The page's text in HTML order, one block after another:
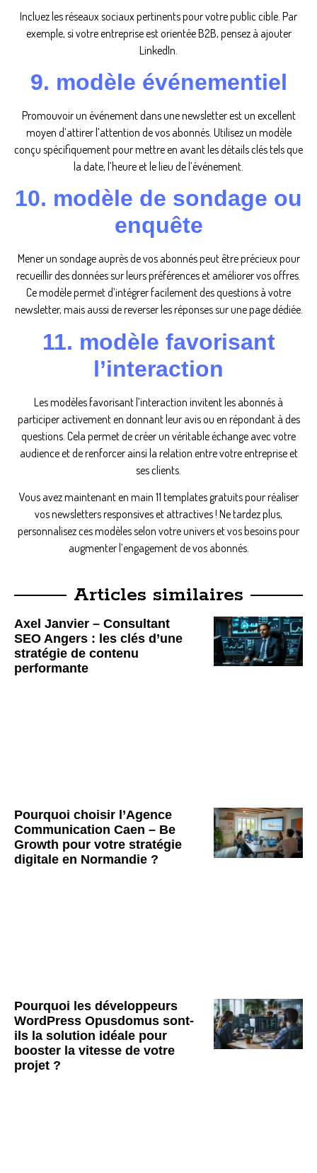
Articles similaires
Axel Janvier – Consultant
SEO Angers : les clés d’une
stratégie de contenu
performante
Pourquoi choisir l’Agence
Communication Caen – Be
Growth pour votre stratégie
digitale en Normandie ?
Pourquoi les développeurs
WordPress Opusdomus sont-
ils la solution idéale pour
booster la vitesse de votre
projet ?
Incluez les réseaux sociaux pertinents pour votre public cible. Par
exemple, si votre entreprise est orientée B2B, pensez à ajouter
LinkedIn.
9. modèle événementiel
Promouvoir un événement dans une newsletter est un excellent
moyen d’attirer l’attention de vos abonnés. Utilisez un modèle
conçu spécifiquement pour mettre en avant les détails clés tels que
la date, l’heure et le lieu de l’événement.
10. modèle de sondage ou
enquête
Mener un sondage auprès de vos abonnés peut être précieux pour
recueillir des données sur leurs préférences et améliorer vos offres.
Ce modèle permet d’intégrer facilement des questions à votre
newsletter, mais aussi de reverser les réponses sur une page dédiée.
11. modèle favorisant
l’interaction
Les modèles favorisant l’interaction invitent les abonnés à
participer activement en donnant leur avis ou en répondant à des
questions. Cela permet de créer un véritable échange avec votre
audience et de renforcer ainsi la relation entre votre entreprise et
ses clients.
Vous avez maintenant en main 11 templates gratuits pour réaliser
vos newsletters responsives et attractives ! Ne tardez plus,
personnalisez ces modèles selon votre univers et vos besoins pour
augmenter l’engagement de vos abonnés.